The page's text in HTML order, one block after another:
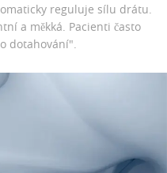
reguluje sílu drátu.
a měkká. Pacienti často
dotahování".